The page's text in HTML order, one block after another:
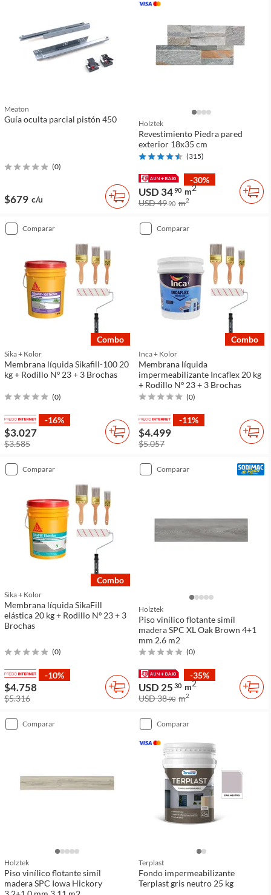
Meaton
Guía oculta parcial pistón 450
(0)
$679 c/u
Holztek
Revestimiento Piedra pared
exterior 18x35 cm
(315)
-30%
USD 3490 m2
USD 4990 m2
comparar
combo
Sika + Kolor
Membrana líquida Sikafill-100 20
kg + Rodillo Nº 23 + 3 Brochas
(0)
-16%
$3.027
$3.585
comparar
combo
Inca + Kolor
Membrana líquida
impermeabilizante Incaflex 20 kg
+ Rodillo Nº 23 + 3 Brochas
(0)
-11%
$4.499
$5.057
comparar
combo
Sika + Kolor
Membrana líquida SikaFill
elástica 20 kg + Rodillo Nº 23 + 3
Brochas
(0)
-10%
$4.758
$5.316
comparar
Holztek
Piso vinílico flotante simíl
madera SPC XL Oak Brown 4+1
mm 2.6 m2
(0)
-35%
USD 25 30 m2
USD 3890 m2
comparar
Holztek
Piso vinílico flotante simíl
madera SPC Iowa Hickory
comparar
Terplast
Fondo impermeabilizante
Terplast gris neutro 25 kg